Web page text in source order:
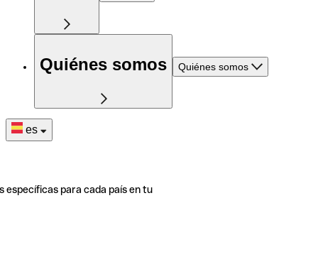
Quiénes somos Quiénes somos
es
específicas para cada país en tu